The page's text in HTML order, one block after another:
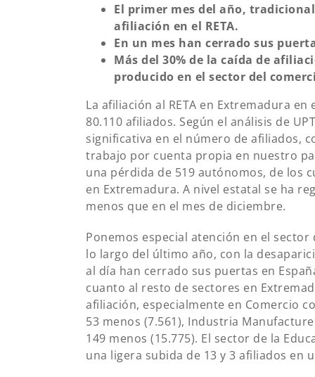
El primer mes del año,
afiliación en el RETA.
En un mes han cerrado sus
Más del 30% de la caída de
producido en el sector del
La afiliación al RETA en Extremadura
80.110 afiliados. Según el análisis de
significativa en el número de afiliados,
trabajo por cuenta propia en nuestro
una pérdida de 519 autónomos, de los
en Extremadura. A nivel estatal se ha
menos que en el mes de diciembre.
Ponemos especial atención en el
lo largo del último año, con la
al día han cerrado sus puertas en
cuanto al resto de sectores en
afiliación, especialmente en Comercio
53 menos (7.561), Industria
149 menos (15.775). El sector de la
una ligera subida de 13 y 3 afiliados en